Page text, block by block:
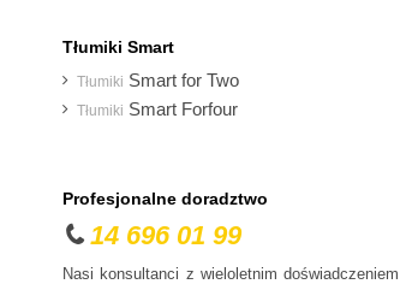
Fiat
Hyundai
Infiniti
Isuzu
Tłumiki Smart
Tłumiki Smart for Two
Tłumiki Smart Forfour
Profesjonalne doradztwo
14 696 01 99
Nasi konsultanci z wieloletnim doświadczeniem